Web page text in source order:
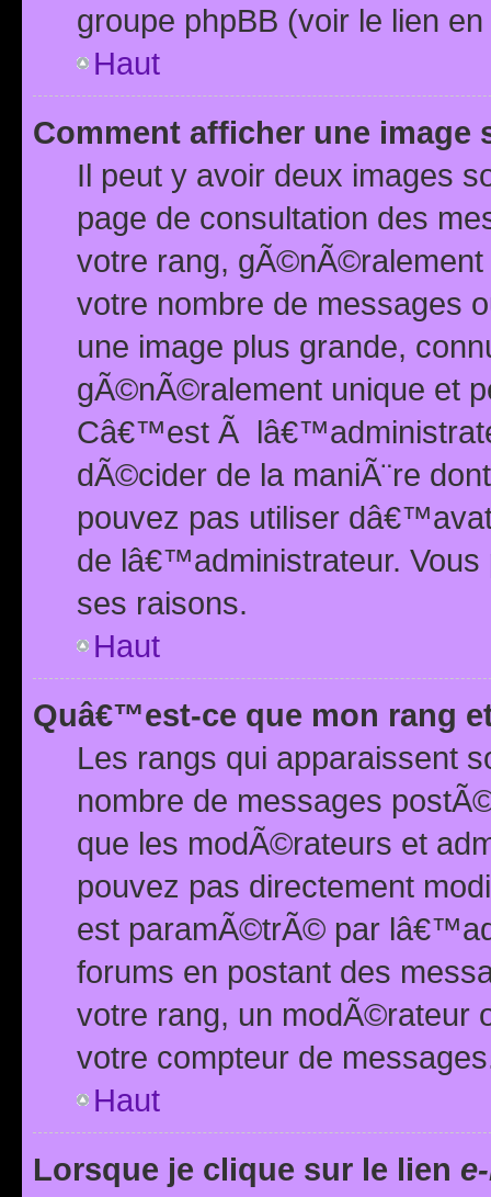
groupe phpBB (voir le lien
Haut
Comment afficher une image
Il peut y avoir deux images
page de consultation des
votre rang,
votre nombre de messages
une image plus grande,
gÃ©nÃ©ralement unique et
Câ€™est Ã
dÃ©cider de la maniÃ¨re
pouvez pas utiliser
de lâ€™administrateur.
ses raisons.
Haut
Quâ€™est-ce que mon rang
Les rangs qui apparaissent
nombre de messages
que les modÃ©rateurs et
pouvez pas directement
est paramÃ©trÃ© par
forums en postant des
votre rang, un modÃ©rateur
votre compteur de
Haut
Lorsque je clique sur le lien